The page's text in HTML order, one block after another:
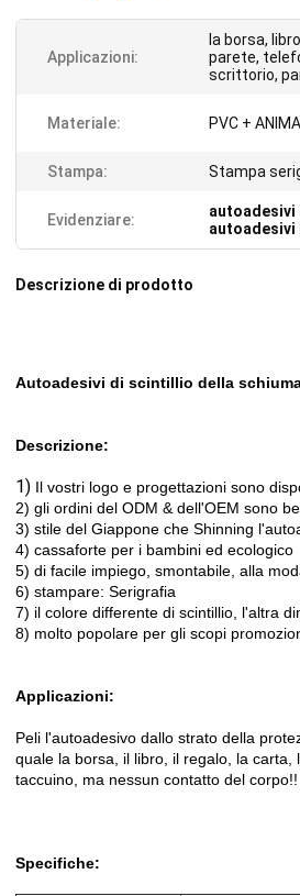
Applicazioni:
la borsa,
parete,
scrittorio,
Materiale: PVC +
Stampa: Stampa
Evidenziare: autoadesivi
autoadesivi
Descrizione di prodotto
Autoadesivi di scintillio della
Descrizione:
1) Il vostri logo e progettazioni sono
2) gli ordini del ODM & dell'OEM sono
3) stile del Giappone che Shinning
4) cassaforte per i bambini ed ecologico
5) di facile impiego, smontabile, alla
6) stampare: Serigrafia
7) il colore differente di scintillio, l'altra
8) molto popolare per gli scopi
Applicazioni:
Peli l'autoadesivo dallo strato della
quale la borsa, il libro, il regalo, la carta,
taccuino, ma nessun contatto del corpo!!
Specifiche: